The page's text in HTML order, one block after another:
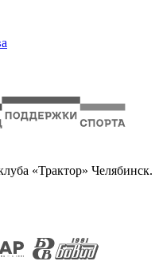
«Трактор» Челябинск.